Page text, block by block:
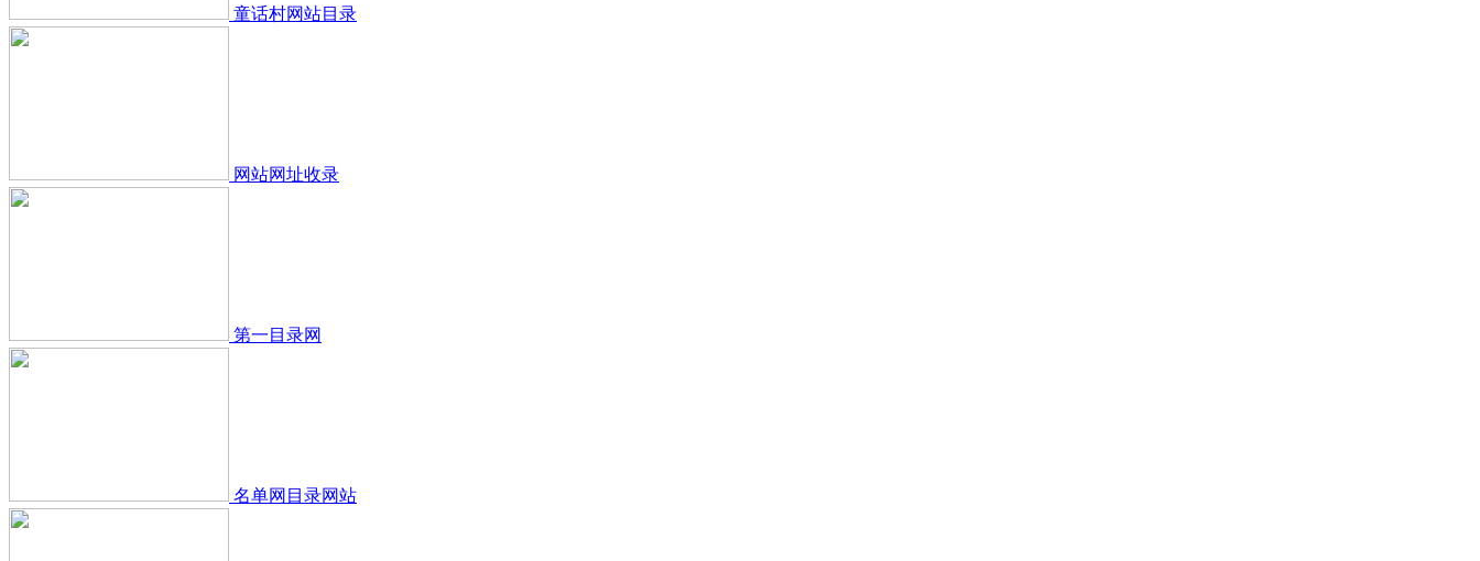
童话村网站目录
网站网址收录
第一目录网
名单网目录网站